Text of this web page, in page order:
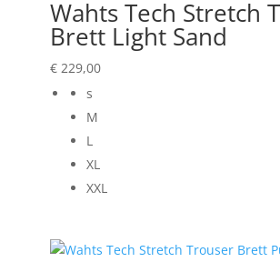
Wahts Tech Stretch
Brett Light Sand
€229,00
s
M
L
XL
XXL